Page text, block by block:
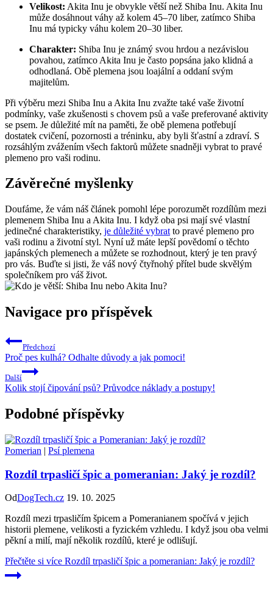
Velikost: Akita Inu je obvykle větší než Shiba Inu. Akita Inu
může dosáhnout váhy až kolem 45–70 liber, zatímco Shiba
Inu má typicky váhu kolem 20–30 liber.
Charakter: Shiba Inu je známý svou hrdou a nezávislou
povahou, zatímco Akita Inu je často popsána jako klidná a
odhodlaná. Obě plemena jsou loajální a oddaní svým
majitelům.
Při výběru mezi Shiba Inu a Akita Inu zvažte také vaše životní
podmínky, vaše zkušenosti s chovem psů a vaše preferované aktivity
se psem. Je důležité mít na paměti, že obě plemena potřebují
dostatek cvičení, pozornosti a tréninku, aby byli šťastní a zdraví. S
rozsáhlým zvážením všech faktorů můžete snadněji vybrat to pravé
plemeno pro vaši rodinu.
Závěrečné myšlenky
Doufáme, že vám náš článek pomohl lépe porozumět rozdílům mezi
plemenem Shiba Inu a Akita Inu. I když oba psi mají své vlastní
jedinečné charakteristiky, je důležité vybrat to pravé plemeno pro
vaši rodinu a životní styl. Nyní už máte lepší povědomí o těchto
japánských plemenech a můžete se rozhodnout, který je ten pravý
pro vás. Buďte si jisti, že váš nový čtyřnohý přítel bude skvělým
společníkem pro váš život.
Navigace pro příspěvek
Předchozí
Proč pes kulhá? Odhalte důvody a jak pomoci!
Další
Kolik stojí čipování psů? Průvodce náklady a postupy!
Podobné příspěvky
Pomerian | Psí plemena
Rozdíl trpasličí špic a pomeranian: Jaký je rozdíl?
OdDogTech.cz 19. 10. 2025
Rozdíl mezi trpasličím špicem a Pomeranianem spočívá v jejich
historii plemene, velikosti a fyzickém vzhledu. I když jsou oba velmi
pěkní a milí, mají několik rozdílů, které je odlišují.
Přečtěte si více Rozdíl trpasličí špic a pomeranian: Jaký je rozdíl?